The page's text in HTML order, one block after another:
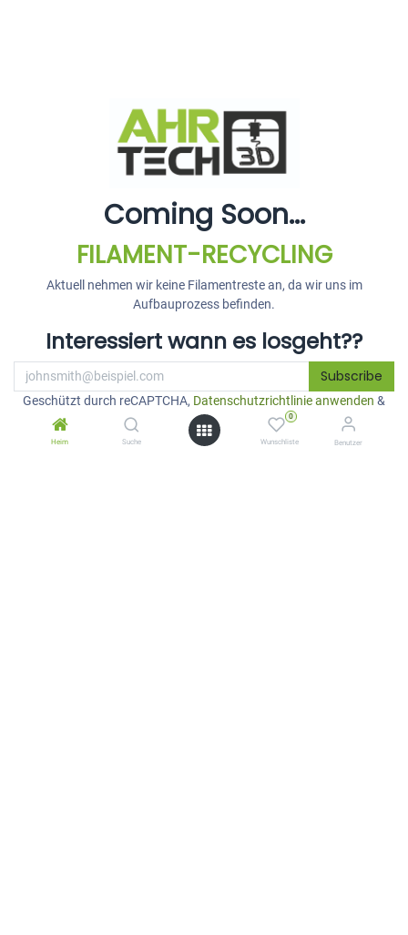
Heim Suche
0
Wunschliste Benutzer
Coming Soon...
FILAMENT-RECYCLING
Aktuell nehmen wir keine Filamentreste an, da wir uns im
Aufbauprozess befinden.
Interessiert wann es losgeht??
Subscribe
Geschützt durch reCAPTCHA, Datenschutzrichtlinie anwenden &
Nutzungsbedingungen .